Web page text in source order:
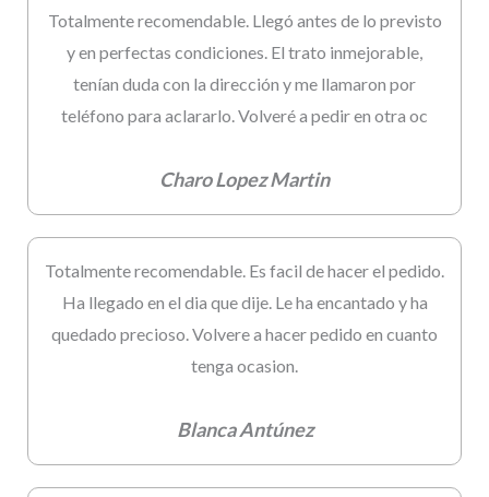
Totalmente recomendable. Llegó antes de lo previsto
y en perfectas condiciones. El trato inmejorable,
tenían duda con la dirección y me llamaron por
teléfono para aclararlo. Volveré a pedir en otra oc
Charo Lopez Martin
Totalmente recomendable. Es facil de hacer el pedido.
Ha llegado en el dia que dije. Le ha encantado y ha
quedado precioso. Volvere a hacer pedido en cuanto
tenga ocasion.
Blanca Antúnez